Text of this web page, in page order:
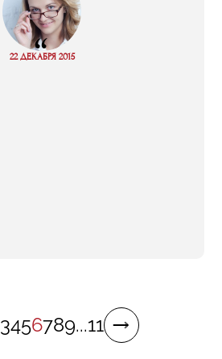
“
22 ДЕКАБРЯ 2015
Read
3456789...11